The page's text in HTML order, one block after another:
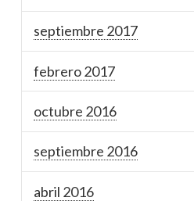
septiembre 2017
febrero 2017
octubre 2016
septiembre 2016
abril 2016